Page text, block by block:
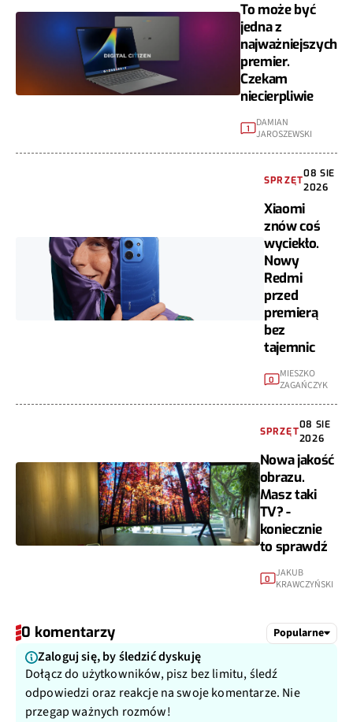
To może być
jedna z
najważniejszych
premier.
Czekam
niecierpliwie
1
DAMIAN
JAROSZEWSKI
SPRZĘT
08 SIE
2026
Xiaomi
znów coś
wyciekło.
Nowy
Redmi
przed
premierą
bez
tajemnic
0
MIESZKO
ZAGAŃCZYK
SPRZĘT
08 SIE
2026
Nowa jakość
obrazu.
Masz taki
TV? -
koniecznie
to sprawdź
0 JAKUB
KRAWCZYŃSKI
0 komentarzy Popularne
Zaloguj się, by śledzić dyskuję
Dołącz do użytkowników, pisz bez limitu, śledź
odpowiedzi oraz reakcje na swoje komentarze. Nie
przegap ważnych rozmów!